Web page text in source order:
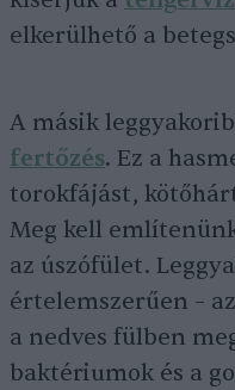
elkerülhető a
A másik
fertőzés. Ez a
torokfájást,
Meg kell
az úszófület.
értelemszerűen –
a nedves fülben
baktériumok és a